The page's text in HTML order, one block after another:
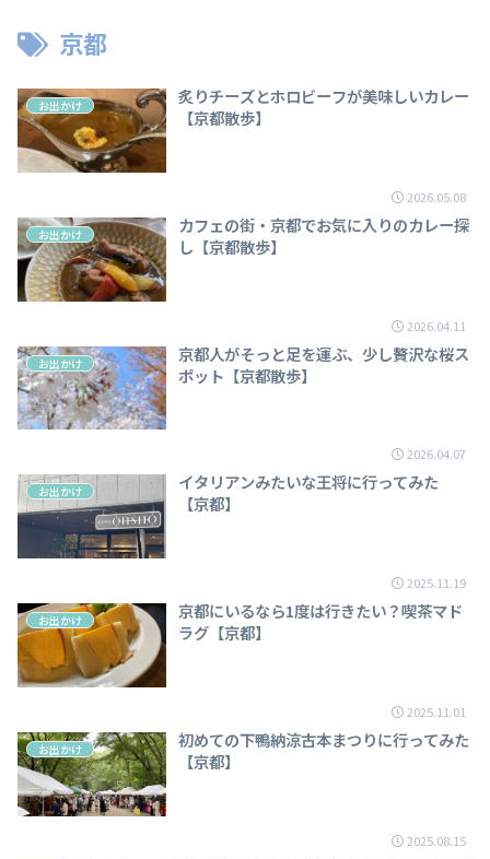
京都
お出かけ
炙りチーズとホロビーフが美味しいカレー
【京都散歩】
2026.05.08
お出かけ
カフェの街・京都でお気に入りのカレー探
し【京都散歩】
2026.04.11
お出かけ
京都人がそっと足を運ぶ、少し贅沢な桜ス
ポット【京都散歩】
2026.04.07
お出かけ
イタリアンみたいな王将に行ってみた
【京都】
2025.11.19
お出かけ
京都にいるなら1度は行きたい？喫茶マド
ラグ【京都】
2025.11.01
お出かけ
初めての下鴨納涼古本まつりに行ってみた
【京都】
2025.08.15